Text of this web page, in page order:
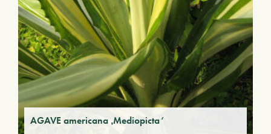
AGAVE americana ‚Mediopicta‘